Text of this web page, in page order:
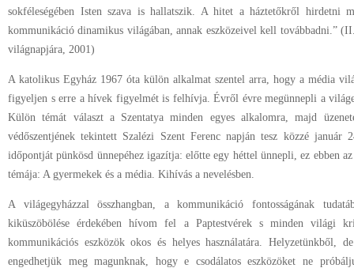
sokféleségében Isten szava is hallatszik. A hitet a háztetőkről hirdetni
kommunikáció dinamikus világában, annak eszközeivel kell továbbadni.”
világnapjára, 2001)
A katolikus Egyház 1967 óta külön alkalmat szentel arra, hogy a média
figyeljen s erre a hívek figyelmét is felhívja. Évről évre megünnepli a
Külön témát választ a Szentatya minden egyes alkalomra, majd
védőszentjének tekintett Szalézi Szent Ferenc napján tesz közzé január
időpontját pünkösd ünnepéhez igazítja: előtte egy héttel ünnepli, ez ebben
témája: A gyermekek és a média. Kihívás a nevelésben.
A világegyházzal összhangban, a kommunikáció fontosságának
kiküszöbölése érdekében hívom fel a Paptestvérek s minden világi
kommunikációs eszközök okos és helyes használatára. Helyzetünkből,
engedhetjük meg magunknak, hogy e csodálatos eszközöket ne